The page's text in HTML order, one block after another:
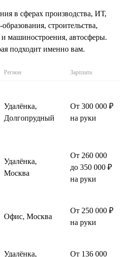
в сферах производства, ИТ,
строительства,
машиностроения, автосферы.
подходит именно вам.
Регион Зарплата
Удалёнка,
Долгопрудный
От 300 000 ₽
на руки
Удалёнка,
Москва
От 260 000
до 350 000 ₽
на руки
Офис, Москва
От 250 000 ₽
на руки
Удалёнка,
От 136 000